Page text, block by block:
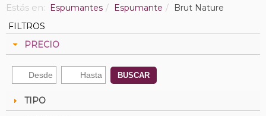
Estás en: Espumantes Espumante
Brut Nature
FILTROS
PRECIO
BUSCAR
TIPO